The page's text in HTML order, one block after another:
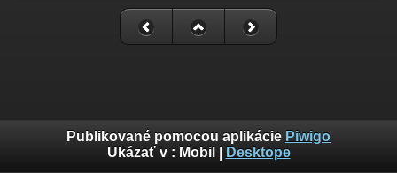
Publikované pomocou aplikácie Piwigo
Ukázať v : Mobil Desktope